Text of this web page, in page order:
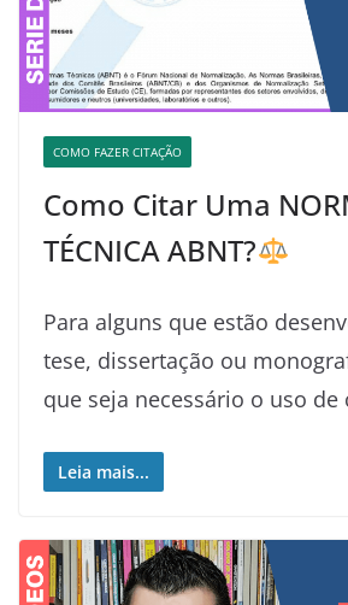
COMO FAZER CITAÇÃO
Como Citar Uma
TÉCNICA ABNT?
Para alguns que estão
tese, dissertação ou
que seja necessário o uso de
Leia mais...